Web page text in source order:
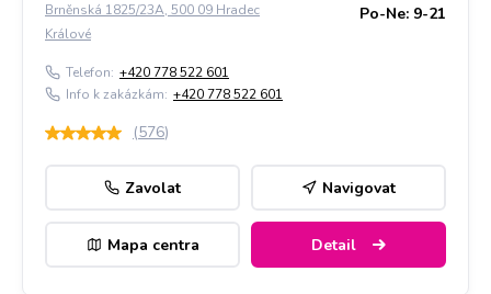
Brněnská 1825/23A, 500 09 Hradec
Králové
Po-Ne: 9-21
Telefon: +420 778 522 601
Info k zakázkám: +420 778 522 601
(576)
Zavolat Navigovat
Mapa centra Detail